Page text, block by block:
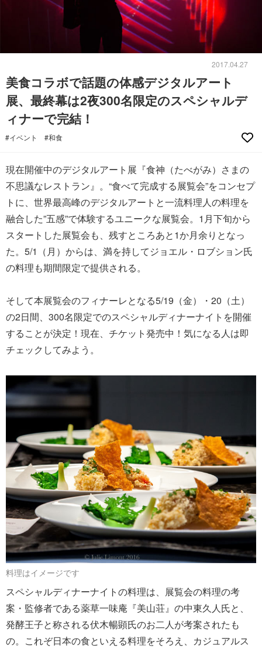
2017.04.27
美食コラボで話題の体感デジタルアート
展、最終幕は2夜300名限定のスペシャルデ
ィナーで完結！
#イベント #和食
現在開催中のデジタルアート展『食神（たべがみ）さまの
不思議なレストラン』。“食べて完成する展覧会”をコンセプ
トに、世界最高峰のデジタルアートと一流料理人の料理を
融合した”五感”で体験するユニークな展覧会。1月下旬から
スタートした展覧会も、残すところあと1か月余りとなっ
た。5/1（月）からは、満を持してジョエル・ロブション氏
の料理も期間限定で提供される。
そして本展覧会のフィナーレとなる5/19（金）・20（土）
の2日間、300名限定でのスペシャルディナーナイトを開催
することが決定！現在、チケット発売中！気になる人は即
チェックしてみよう。
料理はイメージです
スペシャルディナーナイトの料理は、展覧会の料理の考
案・監修者である薬草一味庵『美山荘』の中東久人氏と、
発酵王子と称される伏木暢顕氏のお二人が考案されたも
の。これぞ日本の食といえる料理をそろえ、カジュアルス